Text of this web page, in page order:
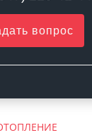
вопрос